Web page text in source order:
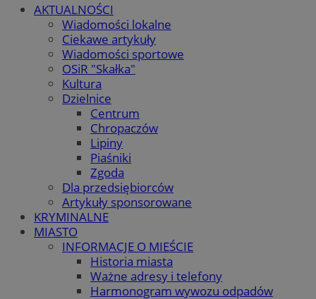
AKTUALNOŚCI
Wiadomości lokalne
Ciekawe artykuły
Wiadomości sportowe
OSiR "Skałka"
Kultura
Dzielnice
Centrum
Chropaczów
Lipiny
Piaśniki
Zgoda
Dla przedsiębiorców
Artykuły sponsorowane
KRYMINALNE
MIASTO
INFORMACJE O MIEŚCIE
Historia miasta
Ważne adresy i telefony
Harmonogram wywozu odpadów